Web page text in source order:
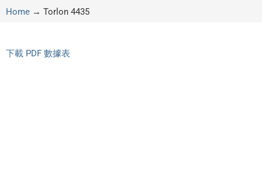
Home → Torlon 4435
下載 PDF 數據表